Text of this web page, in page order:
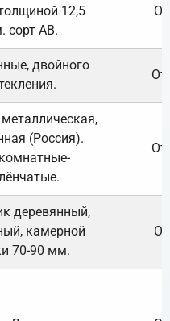
12,5
сорт АВ.
двойного
(Россия).
деревянный,
камерной
70-90 мм.